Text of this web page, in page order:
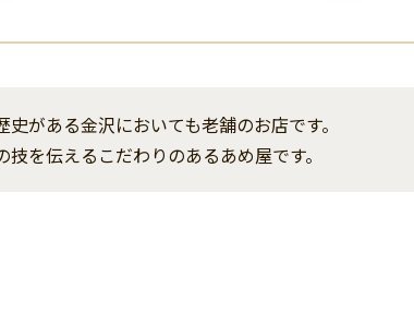
がある金沢においても老舗のお店です。
を伝えるこだわりのあるあめ屋です。